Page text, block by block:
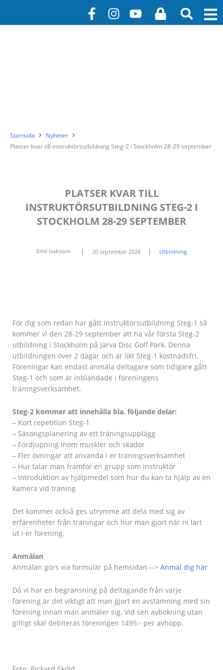
innehåll
F
a
I
n
Y
o
L
o
Startsida
Nyheter
Platser kvar till instruktörsutbildning Steg-2 i Stockholm 28-29 september
PLATSER KVAR TILL
INSTRUKTÖRSUTBILDNING STEG-2 I
STOCKHOLM 28-29 SEPTEMBER
Emil Isaksson | 20 september 2024 | Utbildning
För dig som redan har gått instruktörsutbildning Steg-1 så
kommer vi den 28-29 september att ha vår första Steg-2
utbildning i Stockholm på Järva Disc Golf Park. Denna
utbildningen över 2 dagar och är likt Steg-1 kostnadsfri.
Föreningar kan endast anmäla deltagare som tidigare gått
Steg-1 och som är inblandade i föreningens
träningsverksamhet.
Steg-2 kommer att innehålla bla. följande delar:
– Kort repetition Steg-1
– Säsongsplanering av ett träningsupplägg
– Fördjupning inom muskler och skador
– Fler övningar att använda i er träningsverksamhet
– Hur talar man framför en grupp som instruktör
– Introduktion av hjälpmedel som hur du kan ta hjälp av en
kamera vid träning
Det kommer också ges utrymme att dela med sig av
erfarenheter från träningar och hur man gjort när ni lärt
ut i er förening.
Anmälan
Anmälan görs via formulär på hemsidan --> Anmäl dig här
Då vi har en begränsning på deltagande från varje
förening är det viktigt att man gjort en avstämning med sin
förening innan man anmäler sig. Vid sen avbokning utan
giltigt skäl debiteras föreningen 1495:- per avhopp.